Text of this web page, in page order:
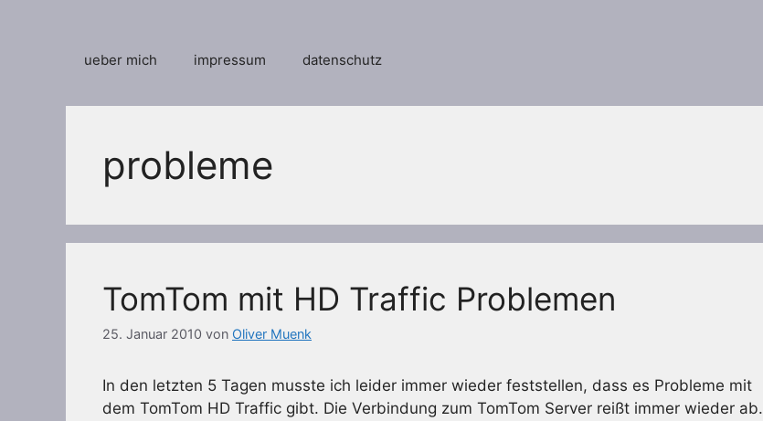
ueber mich impressum datenschutz
probleme
TomTom mit HD Traffic Problemen
25. Januar 2010 von Oliver Muenk
In den letzten 5 Tagen musste ich leider immer wieder feststellen, dass es Probleme mit
dem TomTom HD Traffic gibt. Die Verbindung zum TomTom Server reißt immer wieder ab.